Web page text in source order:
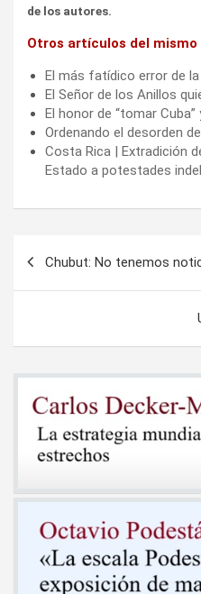
de los autores.
Otros artículos del mismo
El más fatídico error de
El Señor de los Anillos
El honor de “tomar
Ordenando el desorden
Costa Rica | Extradición
Estado a potestades
Chubut: No tenemos